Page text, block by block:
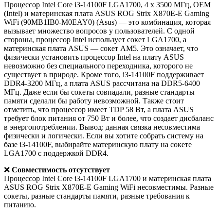
Процессор Intel Core i3-14100F LGA1700, 4 x 3500 МГц, OEM
(Intel) и материнская плата ASUS ROG Strix X870E-E Gaming
WiFi (90MB1IB0-M0EAY0) (Asus) — это комбинация, которая
вызывает множество вопросов у пользователей. С одной
стороны, процессор Intel использует сокет LGA1700, а
материнская плата ASUS — сокет AM5. Это означает, что
физически установить процессор Intel на плату ASUS
невозможно без специального переходника, которого не
существует в природе. Кроме того, i3-14100F поддерживает
DDR4-3200 МГц, а плата ASUS рассчитана на DDR5-6400
МГц. Даже если бы сокеты совпадали, разные стандарты
памяти сделали бы работу невозможной. Также стоит
отметить, что процессор имеет TDP 58 Вт, а плата ASUS
требует блок питания от 750 Вт и более, что создает дисбаланс
в энергопотреблении. Вывод: данная связка несовместима
физически и логически. Если вы хотите собрать систему на
базе i3-14100F, выбирайте материнскую плату на сокете
LGA1700 с поддержкой DDR4.
❌ Совместимость отсутствует
Процессор Intel Core i3-14100F LGA1700 и материнская плата
ASUS ROG Strix X870E-E Gaming WiFi несовместимы. Разные
сокеты, разные стандарты памяти, разные требования к
питанию.